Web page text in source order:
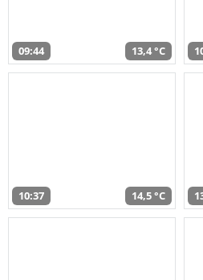
09:44 13,4 °C
10:37 14,5 °C